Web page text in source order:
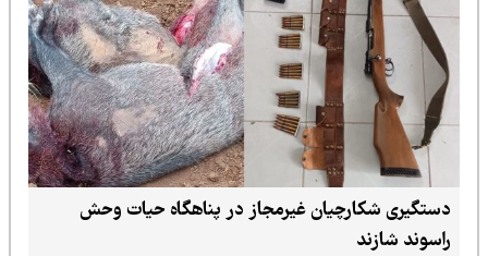
دستگیری شکارچیان غیرمجاز در پناهگاه حیات وحش
راسوند شازند